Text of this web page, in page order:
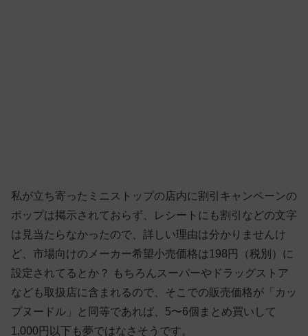
私が立ち寄ったミニストップの店内に割引キャンペーンの
ポップは掲示されておらず、レシートにも割引などの文字
は見当たらなかったので、詳しい理由は分かりませんけ
ど、市場向けのメーカー希望小売価格は198円（税別）に
設定されてるとか？ もちろんスーパーやドラッグストア
なども取扱店に含まれるので、そこでの販売価格が「カッ
プヌードル」と同等であれば、5〜6個まとめ買いして
1,000円以下も夢ではなさそうです。